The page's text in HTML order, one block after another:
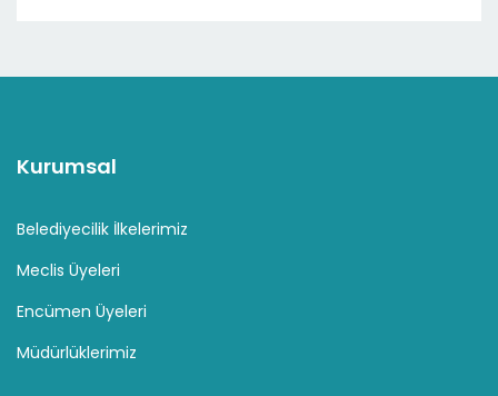
Kurumsal
Belediyecilik İlkelerimiz
Meclis Üyeleri
Encümen Üyeleri
Müdürlüklerimiz